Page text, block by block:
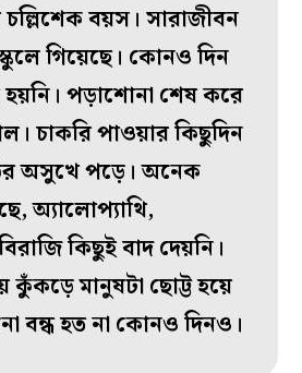
বয়স। সারাজীবন
গিয়েছে। কোনও দিন
হয়নি। পড়াশোনা শেষ করে
চাকরি পাওয়ার কিছুদিন
অসুখে পড়ে। অনেক
অ‌্যালোপ‌্যাথি,
কিছুই বাদ দেয়নি।
কুঁকড়ে মানুষটা ছোট্ট হয়ে
বন্ধ হত না কোনও দিনও।